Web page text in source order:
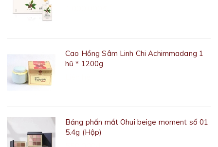
Cao Hồng Sâm Linh Chi Achimmadang 1
hũ * 1200g
Bảng phấn mắt Ohui beige moment số 01
5.4g (Hộp)